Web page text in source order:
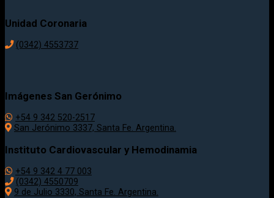
Unidad Coronaria
(0342) 4553737
Imágenes San Gerónimo
+54 9 342 520-2517
San Jerónimo 3337, Santa Fe. Argentina.
Instituto Cardiovascular y Hemodinamia
+54 9 342 4 77 003
(0342) 4550709
9 de Julio 3330, Santa Fe. Argentina.